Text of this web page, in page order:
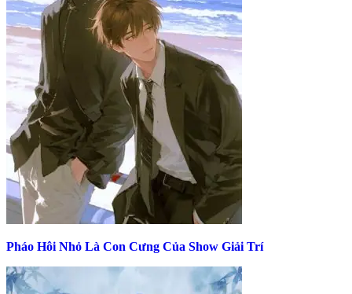
Pháo Hôi Nhỏ Là Con Cưng Của Show Giải Trí